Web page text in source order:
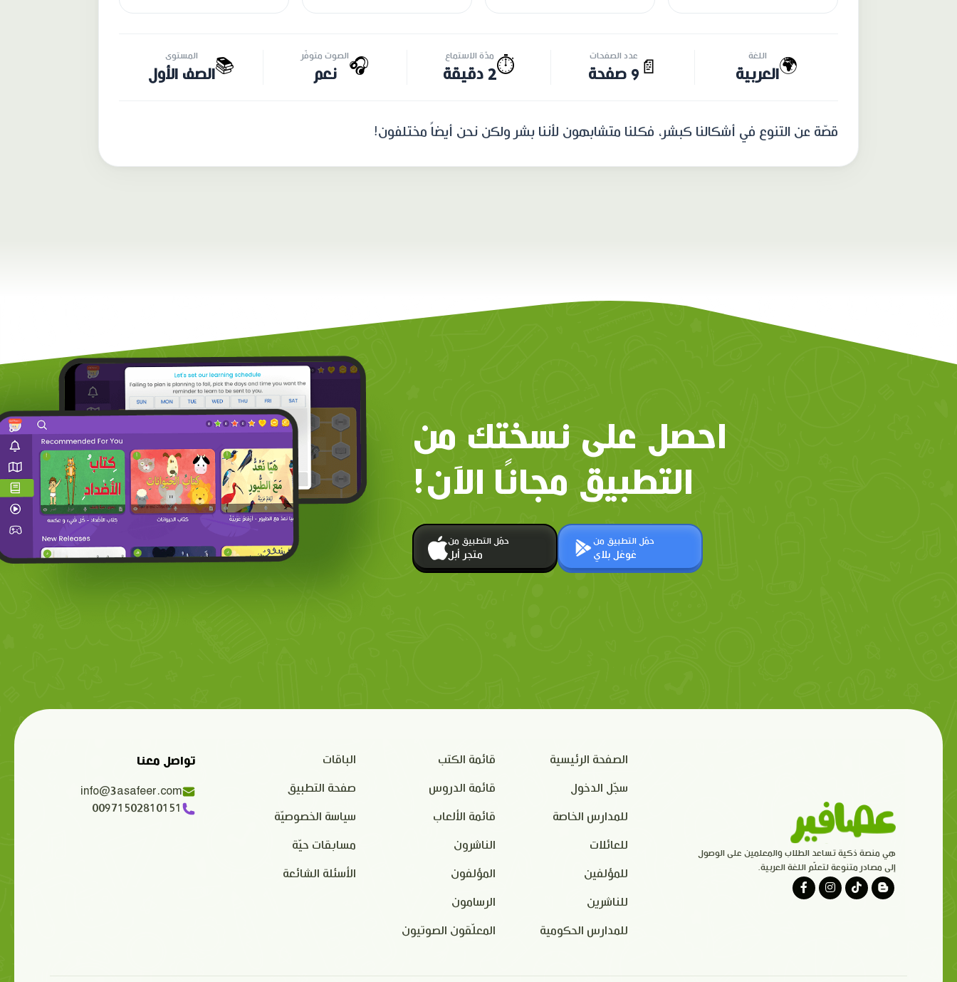
🌍 اللغة
العربية 📄
عدد الصفحات
9 صفحة ⏱️ مدّة الاستماع
2 دقيقة 🎧الصوت متوفّر
نعم 📚 المستوى
الصف الأول
قصّة عن التنوع في أشكالنا كبشر، فكلنا متشابهون لأننا بشر ولكن نحن أيضاً مختلفون!
احصل على نسختك من
التطبيق مجانًا الآن!
حمّل التطبيق من
متجر أبل
حمّل التطبيق من
غوغل بلاي
هي منصة ذكية تساعد الطلاب والمعلمين على الوصول
إلى مصادر متنوعة لتعلّم اللغة العربية.
الصفحة الرئيسية
سجّل الدخول
للمدارس الخاصة
للعائلات
للمؤلفين
للناشرين
للمدارس الحكومية
قائمة الكتب
قائمة الدروس
قائمة الألعاب
الناشرون
المؤلفون
الرسامون
المعلّقون الصوتيون
الباقات
صفحة التطبيق
سياسة الخصوصيّة
مسابقات حيّة
الأسئلة الشائعة
تواصل معنا
info@3asafeer.com
00971502810151